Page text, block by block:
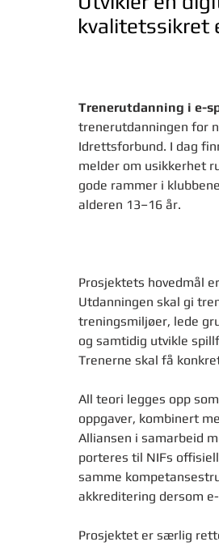
kvalitetssikret
Trenerutdanning i e-
trenerutdanningen for
Idrettsforbund. I dag
melder om usikkerhet
gode rammer i
alderen 13–16 år.
Prosjektets hovedmål
Utdanningen skal gi
treningsmiljøer, lede
og samtidig utvikle
Trenerne skal få
All teori legges opp som
oppgaver, kombinert
Alliansen i samarbeid
porteres til NIFs
samme
akkreditering dersom
Prosjektet er særlig